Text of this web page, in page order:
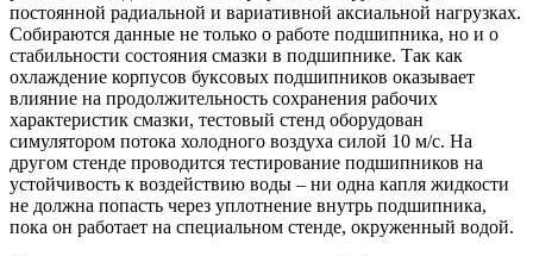
постоянной радиальной и вариативной аксиальной нагрузках.
Собираются данные не только о работе подшипника, но и о
стабильности состояния смазки в подшипнике. Так как
охлаждение корпусов буксовых подшипников оказывает
влияние на продолжительность сохранения рабочих
характеристик смазки, тестовый стенд оборудован
симулятором потока холодного воздуха силой 10 м/с. На
другом стенде проводится тестирование подшипников на
устойчивость к воздействию воды – ни одна капля жидкости
не должна попасть через уплотнение внутрь подшипника,
пока он работает на специальном стенде, окруженный водой.